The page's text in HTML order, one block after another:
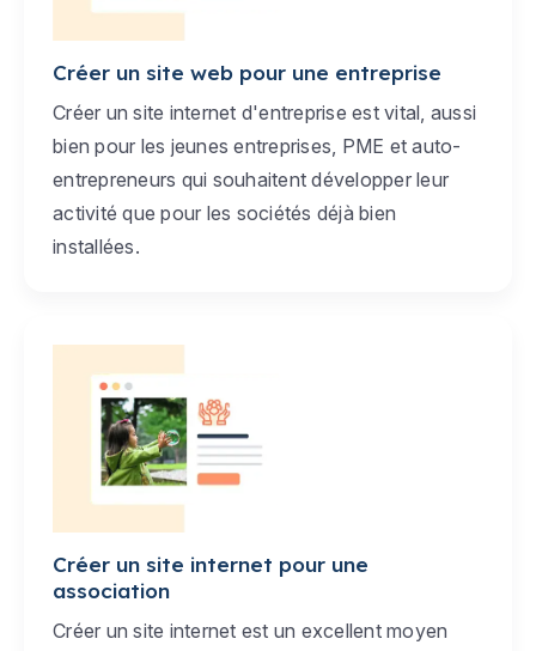
Créer un site web pour une entreprise
Créer un site internet d'entreprise est vital, aussi
bien pour les jeunes entreprises, PME et auto-
entrepreneurs qui souhaitent développer leur
activité que pour les sociétés déjà bien
installées.
Créer un site internet pour une
association
Créer un site internet est un excellent moyen